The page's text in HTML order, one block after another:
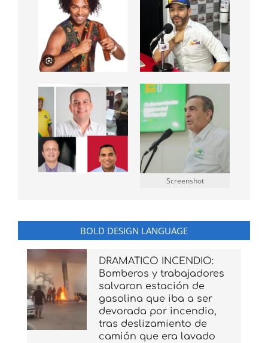
Screenshot
BOLD DESIGN LANGUAGE
DRAMATICO INCENDIO:
Bomberos y trabajadores
salvaron estación de
gasolina que iba a ser
devorada por incendio,
tras deslizamiento de
camión que era lavado